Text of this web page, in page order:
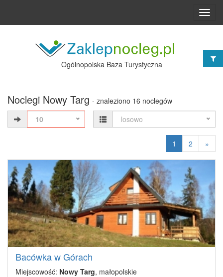
Ogólnopolska Baza Turystyczna
Noclegi Nowy Targ - znaleziono 16 noclegów
10
losowo
1 2 »
Bacówka w Górach
Miejscowość: Nowy Targ, małopolskie